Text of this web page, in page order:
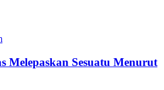
Melepaskan Sesuatu Menurut